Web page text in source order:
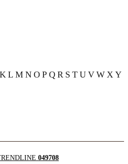
K L M N O P Q R S T U V W X Y
049708